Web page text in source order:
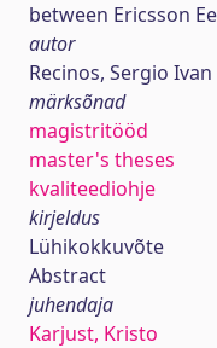
between Ericsson
autor
Recinos, Sergio
märksõnad
magistritööd
master's theses
kvaliteediohje
kirjeldus
Lühikokkuvõte
Abstract
juhendaja
Karjust, Kristo